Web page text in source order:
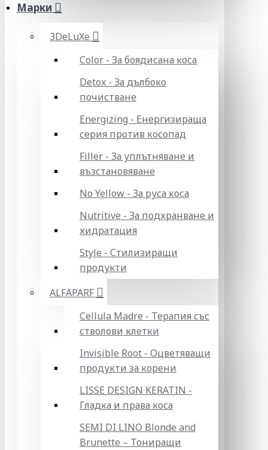
Марки
3DeLuXe
Color - За боядисана коса
Detox - За дълбоко
почистване
Energizing - Енергизираща
серия против косопад
Filler - За уплътняване и
възстановяване
No Yellow - За руса коса
Nutritive - За подхранване и
хидратация
Style - Стилизиращи
продукти
ALFAPARF
Cellula Madre - Терапия със
стволови клетки
Invisible Root - Оцветяващи
продукти за корени
LISSE DESIGN KERATIN -
Гладка и права коса
SEMI DI LINO Blonde and
Brunette – Тониращи